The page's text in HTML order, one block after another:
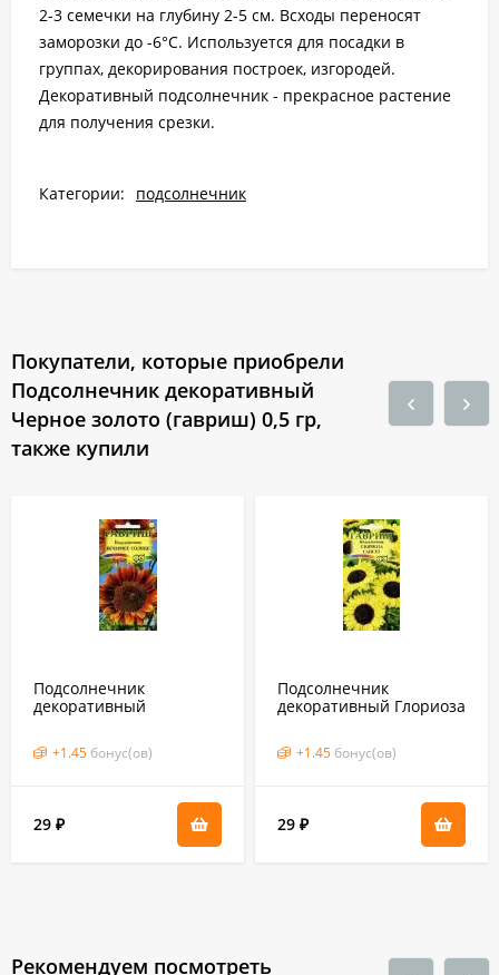
2-3 семечки на глубину 2-5 см. Всходы переносят
заморозки до -6°С. Используется для посадки в
группах, декорирования построек, изгородей.
Декоративный подсолнечник - прекрасное растение
для получения срезки.
Категории: подсолнечник
Покупатели, которые приобрели
Подсолнечник декоративный
Черное золото (гавриш) 0,5 гр,
также купили
Подсолнечник
декоративный
+1.45 бонус(ов)
29 ₽
Подсолнечник
декоративный Глориоза
+1.45 бонус(ов)
29 ₽
Рекомендуем посмотреть